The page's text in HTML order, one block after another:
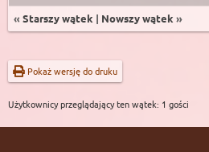
« Starszy wątek | Nowszy wątek »
Pokaż wersję do druku
Użytkownicy przeglądający ten wątek: 1 gości